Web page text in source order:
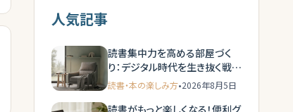
人気記事
読書集中力を高める部屋づく
り：デジタル時代を生き抜く戦略
的集中空間
読書・本の楽しみ方•2026年8月5日
読書がもっと楽しくなる！便利グ